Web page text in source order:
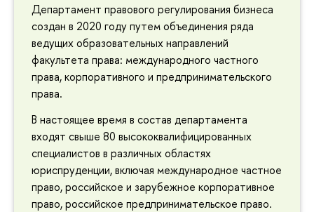
Департамент правового регулирования бизнеса
создан в 2020 году путем объединения ряда
ведущих образовательных направлений
факультета права: международного частного
права, корпоративного и предпринимательского
права.
В настоящее время в состав департамента
входят свыше 80 высококвалифицированных
специалистов в различных областях
юриспруденции, включая международное частное
право, российское и зарубежное корпоративное
право, российское предпринимательское право.